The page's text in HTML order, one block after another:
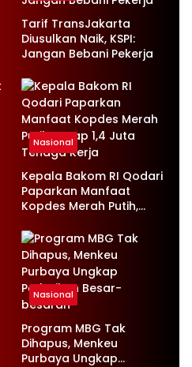
Tarif TransJakarta
Diusulkan Naik, KSPI:
Jangan Bebani Pekerja
Nasional
Kepala Bakom RI Qodari
Paparkan Manfaat
Kopdes Merah Putih,
Kerja
Nasional
Program MBG Tak
Dihapus, Menkeu
Purbaya Ungkap